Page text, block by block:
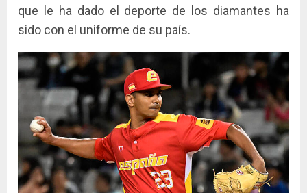
que le ha dado el deporte de los diamantes ha
sido con el uniforme de su país.